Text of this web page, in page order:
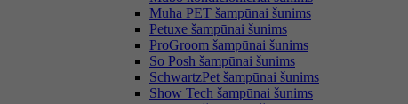
Muha PET šampūnai šunims
Petuxe šampūnai šunims
ProGroom šampūnai šunims
So Posh šampūnai šunims
SchwartzPet šampūnai šunims
Show Tech šampūnai šunims